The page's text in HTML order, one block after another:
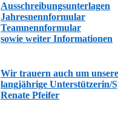
Ausschreibungsunterlagen
Jahresnennformular
Teamnennformular
sowie weiter Informationen
Wir trauern auch um unsere
langjährige Unterstützerin/
Renate Pfeifer